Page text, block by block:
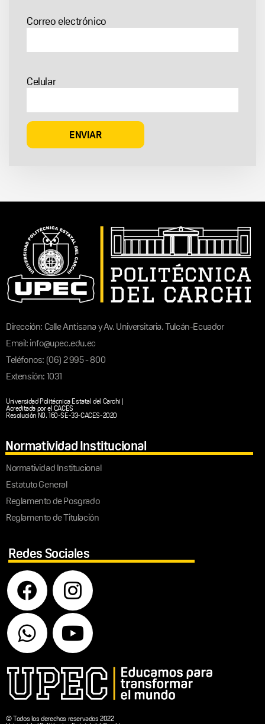
Correo electrónico
Celular
Dirección: Calle Antisana y Av. Universitaria. Tulcán-Ecuador
Email: info@upec.edu.ec
Teléfonos: (06) 2 995 - 800
Extensión: 1031
Universidad Politécnica Estatal del Carchi |
Acreditada por el CACES
Resolución N0. 160-SE-33-CACES-2020
Normatividad Institucional
Normatividad Institucional
Estatuto General
Reglamento de Posgrado
Reglamento de Titulación
Redes Sociales
© Todos los derechos reservados 2022